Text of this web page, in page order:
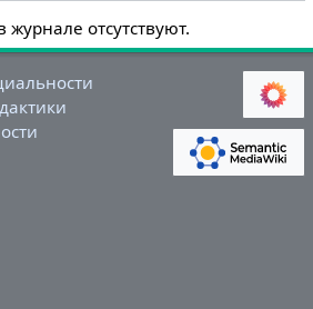
отсутствуют.